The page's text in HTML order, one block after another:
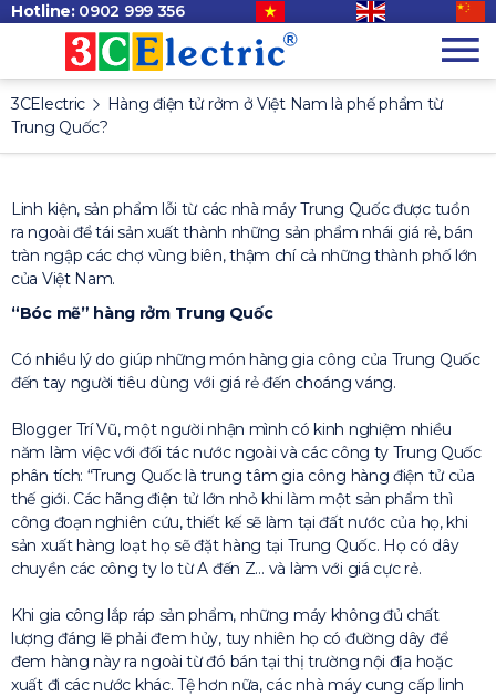
Hotline: 0902 999 356
3CElectric
Hàng điện tử rởm ở Việt Nam là phế phẩm từ
Trung Quốc?
Linh kiện, sản phẩm lỗi từ các nhà máy Trung Quốc được tuồn
ra ngoài để tái sản xuất thành những sản phẩm nhái giá rẻ, bán
tràn ngập các chợ vùng biên, thậm chí cả những thành phố lớn
của Việt Nam.
“Bóc mẽ” hàng rởm Trung Quốc
Có nhiều lý do giúp những món hàng gia công của Trung Quốc
đến tay người tiêu dùng với giá rẻ đến choáng váng.
Blogger Trí Vũ, một người nhận mình có kinh nghiệm nhiều
năm làm việc với đối tác nước ngoài và các công ty Trung Quốc
phân tích: “Trung Quốc là trung tâm gia công hàng điện tử của
thế giới. Các hãng điện tử lớn nhỏ khi làm một sản phẩm thì
công đoạn nghiên cứu, thiết kế sẽ làm tại đất nước của họ, khi
sản xuất hàng loạt họ sẽ đặt hàng tại Trung Quốc. Họ có dây
chuyền các công ty lo từ A đến Z… và làm với giá cực rẻ.
Khi gia công lắp ráp sản phẩm, những máy không đủ chất
lượng đáng lẽ phải đem hủy, tuy nhiên họ có đường dây để
đem hàng này ra ngoài từ đó bán tại thị trường nội địa hoặc
xuất đi các nước khác. Tệ hơn nữa, các nhà máy cung cấp linh